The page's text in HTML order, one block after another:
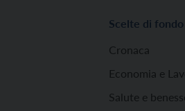
Scelte di fondo
Cronaca
Economia e
Salute e